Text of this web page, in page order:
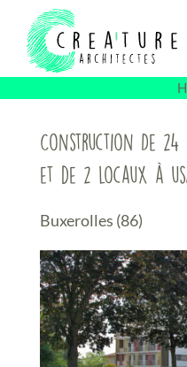
Passer
contenu
Construction De
et de 2 locaux à
Buxerolles (86)